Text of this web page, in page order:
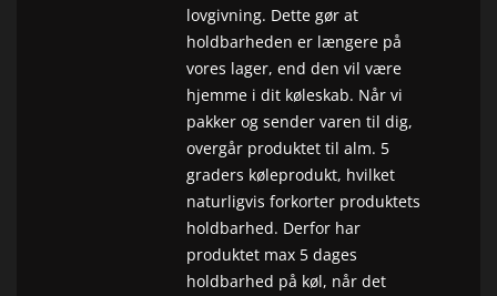
lovgivning. Dette gør at
holdbarheden er længere på
vores lager, end den vil være
hjemme i dit køleskab. Når vi
pakker og sender varen til dig,
overgår produktet til alm. 5
graders køleprodukt, hvilket
naturligvis forkorter produktets
holdbarhed. Derfor har
produktet max 5 dages
holdbarhed på køl, når det